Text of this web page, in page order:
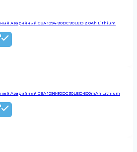
Аварийный СБА 1094-90DC 90LED 2.0Ah Lithium
Аварийный СБА 1096-30DC 30LED 600mAh Lithium